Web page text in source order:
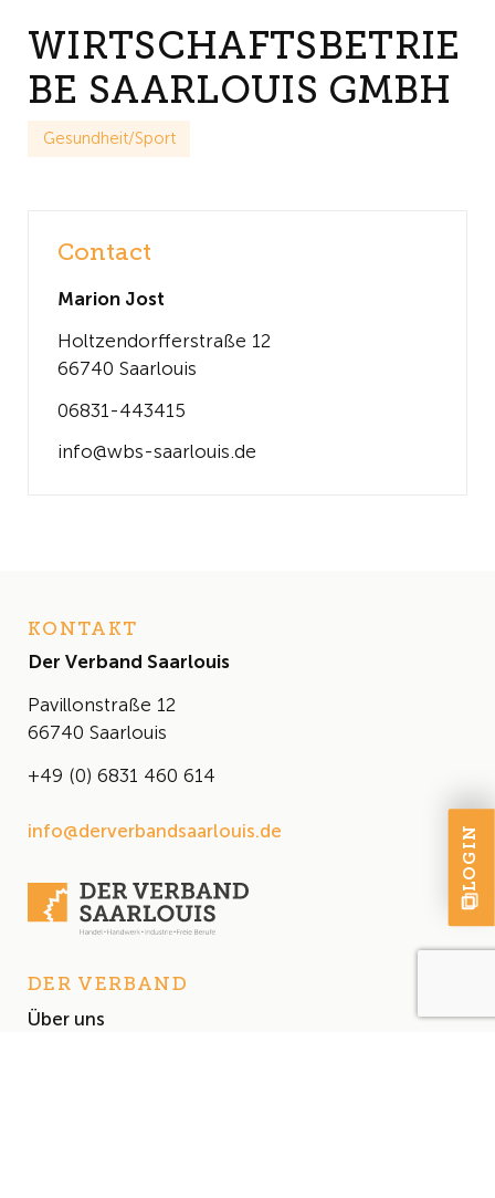
WIRTSCHAFTSBETRIE
BE SAARLOUIS GMBH
Gesundheit/Sport
Contact
Marion Jost
Holtzendorfferstraße 12
66740 Saarlouis
06831-443415
info@wbs-saarlouis.de
KONTAKT
Der Verband Saarlouis
Pavillonstraße 12
66740 Saarlouis
+49 (0) 6831 460 614
info@derverbandsaarlouis.de
DER VERBAND
Über uns
LOGIN